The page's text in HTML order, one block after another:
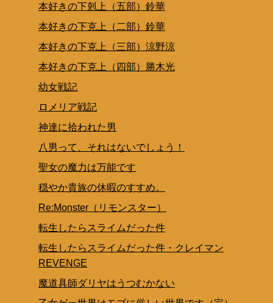
本好きの下剋上（五部）鈴華
本好きの下克上（二部）鈴華
本好きの下克上（三部）涼野涼
本好きの下克上（四部）勝木光
幼女戦記
ロメリア戦記
神達に拾われた男
八男って、それはないでしょう！
聖女の魔力は万能です
穏やか貴族の休暇のすすめ。
Re:Monster（リモンスター）
転生したらスライムだった件
転生したらスライムだった件・クレイマン
REVENGE
魔道具師ダリヤはうつむかない